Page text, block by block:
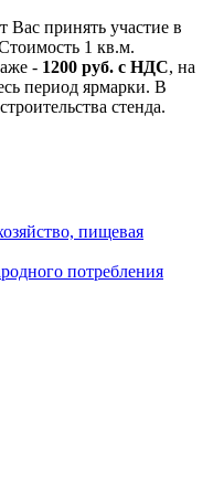
принять участие в
1 кв.м.
- 1200 руб. с НДС, на
период ярмарки. В
стенда.
пищевая
потребления